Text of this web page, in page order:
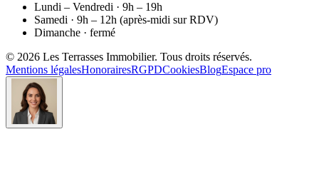
Lundi – Vendredi · 9h – 19h
Samedi · 9h – 12h (après-midi sur RDV)
Dimanche · fermé
© 2026 Les Terrasses Immobilier. Tous droits réservés.
Mentions légalesHonorairesRGPDCookiesBlogEspace pro